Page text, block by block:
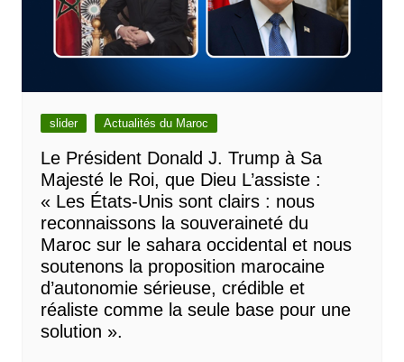
slider Actualités du Maroc
Le Président Donald J. Trump à Sa
Majesté le Roi, que Dieu L’assiste :
« Les États-Unis sont clairs : nous
reconnaissons la souveraineté du
Maroc sur le sahara occidental et nous
soutenons la proposition marocaine
d’autonomie sérieuse, crédible et
réaliste comme la seule base pour une
solution ».